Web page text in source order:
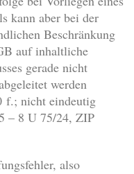
kann aber bei der
Beschränkung
auf inhaltliche
gerade nicht
werden
f.; nicht eindeutig
– 8 U 75/24, ZIP
also